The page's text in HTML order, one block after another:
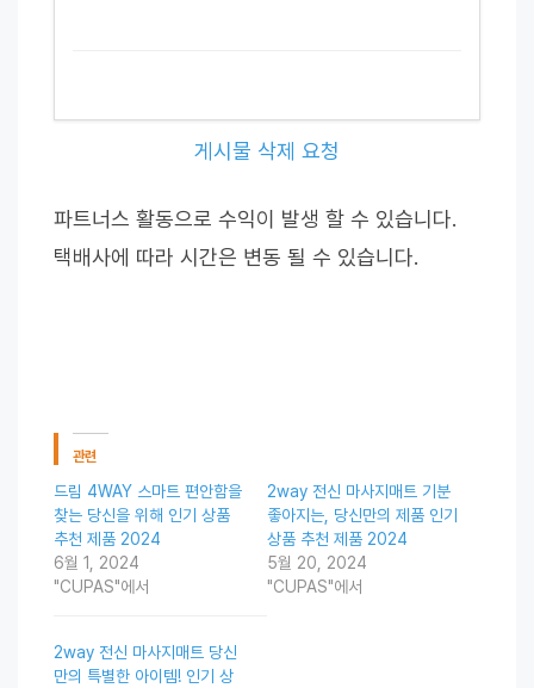
게시물 삭제 요청
파트너스 활동으로 수익이 발생 할 수 있습니다.
택배사에 따라 시간은 변동 될 수 있습니다.
관련
드림 4WAY 스마트 편안함을
찾는 당신을 위해 인기 상품
추천 제품 2024
6월 1, 2024
"CUPAS"에서
2way 전신 마사지매트 기분
좋아지는, 당신만의 제품 인기
상품 추천 제품 2024
5월 20, 2024
"CUPAS"에서
2way 전신 마사지매트 당신
만의 특별한 아이템! 인기 상